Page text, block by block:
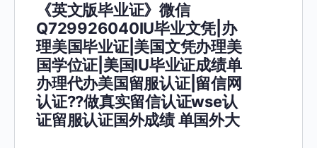
《英文版毕业证》微信
Q729926040IU毕业文凭|办
理美国毕业证|美国文凭办理美
国学位证|美国IU毕业证成绩单
办理代办美国留服认证|留信网
认证??做真实留信认证wse认
证留服认证国外成绩 单国外大